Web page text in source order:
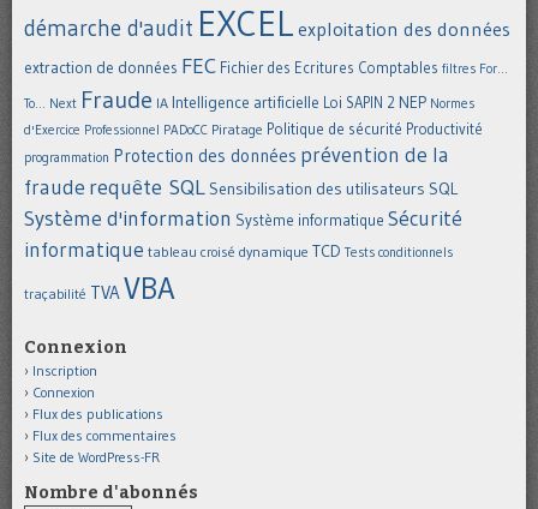
démarche d'audit EXCEL exploitation des données
extraction de données FEC Fichier des Ecritures Comptables filtres For...
To... Next Fraude IA Intelligence artificielle Loi SAPIN 2 NEP Normes
d'Exercice Professionnel PADoCC Piratage Politique de sécurité Productivité
programmation Protection des données prévention de la
fraude requête SQL Sensibilisation des utilisateurs SQL
Système d'information Système informatique Sécurité
informatique tableau croisé dynamique TCD Tests conditionnels
traçabilité TVAVBA
Connexion
Inscription
Connexion
Flux des publications
Flux des commentaires
Site de WordPress-FR
Nombre d'abonnés